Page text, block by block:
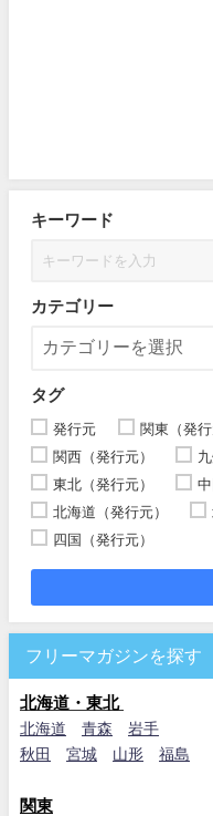
キーワード
カテゴリー
タグ
発行元 関東（発行
関西（発行元）
東北（発行元）
中
北海道（発行元）
四国（発行元）
フリーマガジンを探す
北海道・東北
北海道 青森
岩手
秋田
宮城 山形 福島
関東